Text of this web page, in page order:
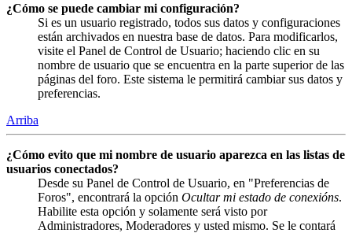
¿Cómo se puede cambiar mi configuración?
Si es un usuario registrado, todos sus datos y configuraciones
están archivados en nuestra base de datos. Para modificarlos,
visite el Panel de Control de Usuario; haciendo clic en su
nombre de usuario que se encuentra en la parte superior de las
páginas del foro. Este sistema le permitirá cambiar sus datos y
preferencias.
Arriba
¿Cómo evito que mi nombre de usuario aparezca en las listas de
usuarios conectados?
Desde su Panel de Control de Usuario, en "Preferencias de
Foros", encontrará la opción Ocultar mi estado de conexións.
Habilite esta opción y solamente será visto por
Administradores, Moderadores y usted mismo. Se le contará